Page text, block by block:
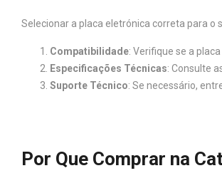
Selecionar a placa eletrónica correta para
Compatibilidade: Verifique se a
Especificações Técnicas: Consulte
Suporte Técnico: Se necessário,
Por Que Comprar na